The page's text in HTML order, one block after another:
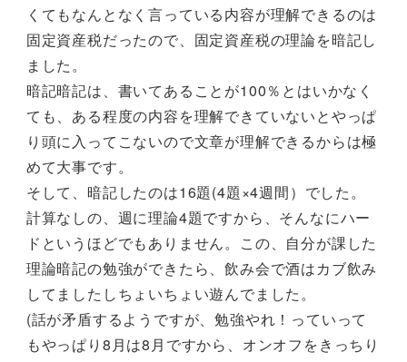
くてもなんとなく言っている内容が理解できるのは
固定資産税だったので、固定資産税の理論を暗記し
ました。
暗記暗記は、書いてあることが100％とはいかなく
ても、ある程度の内容を理解できていないとやっぱ
り頭に入ってこないので文章が理解できるからは極
めて大事です。
そして、暗記したのは16題(4題×4週間）でした。
計算なしの、週に理論4題ですから、そんなにハー
ドというほどでもありません。この、自分が課した
理論暗記の勉強ができたら、飲み会で酒はカブ飲み
してましたしちょいちょい遊んでました。
(話が矛盾するようですが、勉強やれ！っていって
もやっぱり8月は8月ですから、オンオフをきっちり